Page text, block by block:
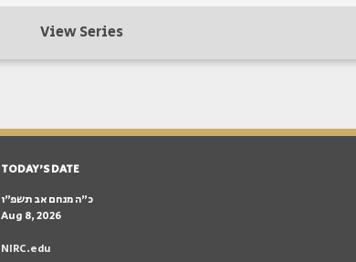
View Series
TODAY'S DATE
כ״ה מנחם אב תשפ״ו
Aug 8, 2026
NIRC.edu